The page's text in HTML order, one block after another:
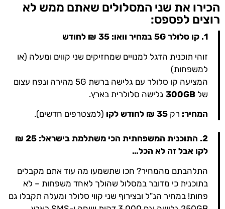
הכירו את שני המסלולים שאתם ממש לא
רוצים לפספס:
1. קו סלולר 5G במחיר וואו: 35 ₪ לחודש
זוהי תוכנית הדגל למנויים שמחזיקים שני קווים ומעלה (או
למשפחות)
המציעה קו סלולר עם גלישה ברשת 5G מהירה ונפח עצום
של 300GB גלישה סלולרית בארץ.
המחיר: רק 35 ₪ לחודש לקו (למצטרפים חדשים).
2.
התוכנית המשפחתית הכי משתלמת בישראל: 25 ₪
לקו אבל זה לא הכל…
התלהבתם מהמחיר? חכו שתשמעו מה עוד אתם מקבלים
בתוכנית כי מדובר במסלול שהולך לאחד משפחות – לא
פחות! במחיר הנ"ל ובצירוף שני קווי סלולר ומעלה תקבלו גם